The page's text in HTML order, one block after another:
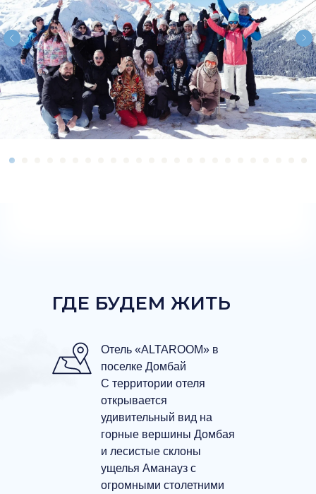
ГДЕ БУДЕМ ЖИТЬ
Отель «ALTAROOM» в
поселке Домбай
С территории отеля
открывается
удивительный вид на
горные вершины Домбая
и лесистые склоны
ущелья Аманауз с
огромными столетними